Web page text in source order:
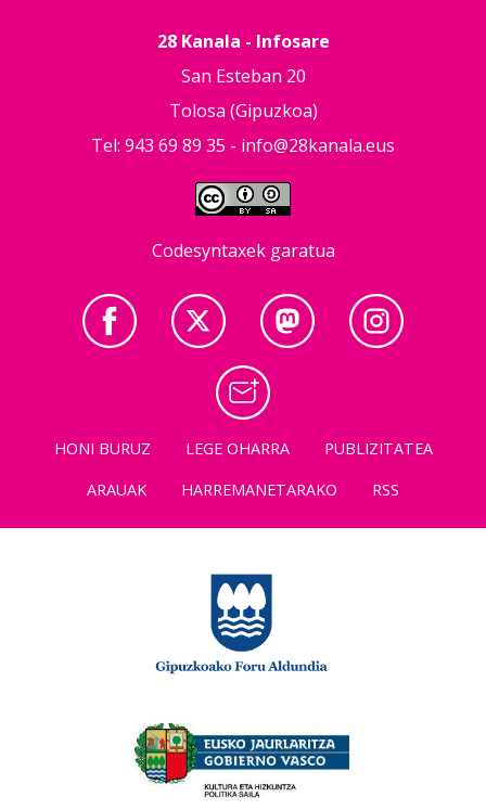
28 Kanala - Infosare
San Esteban 20
Tolosa (Gipuzkoa)
Tel: 943 69 89 35 - info@28kanala.eus
Codesyntaxek garatua
HONI BURUZ LEGE OHARRA
PUBLIZITATEA
ARAUAK
HARREMANETARAKO RSS